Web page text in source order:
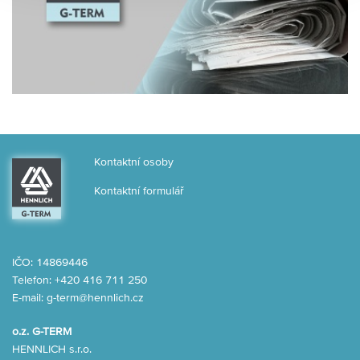
Kontaktní osoby
Kontaktní formulář
o.z. G-TERM
HENNLICH s.r.o.
IČO: 14869446
Telefon: +420 416 711 250
E-mail: g-term@hennlich.cz